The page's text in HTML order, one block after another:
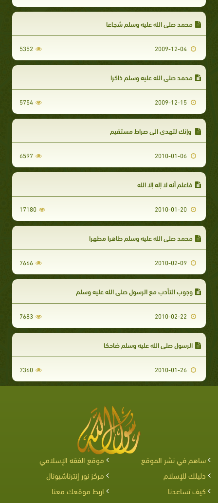
محمد صلى الله عليه وسلم شجاعا
5352
محمد صلى الله عليه وسلم ذاكرا
5754
وإنك لتهدي الى صراط مستقيم
6597
فاعلم أنه لا إله إلا الله
17180
محمد صلى الله عليه وسلم طاهرا مطهرا
7666
وجوب التأدب مع الرسول صلى الله عليه وسلم
7683
الرسول صلى الله عليه وسلم ضاحكا
7360
ساهم في نشر الموقع
موقع الفقه الإسلامي
دليلك للإسلام
مركز نور إنترناشيونال
كيف تساعدنا
اربط موقعك معنا